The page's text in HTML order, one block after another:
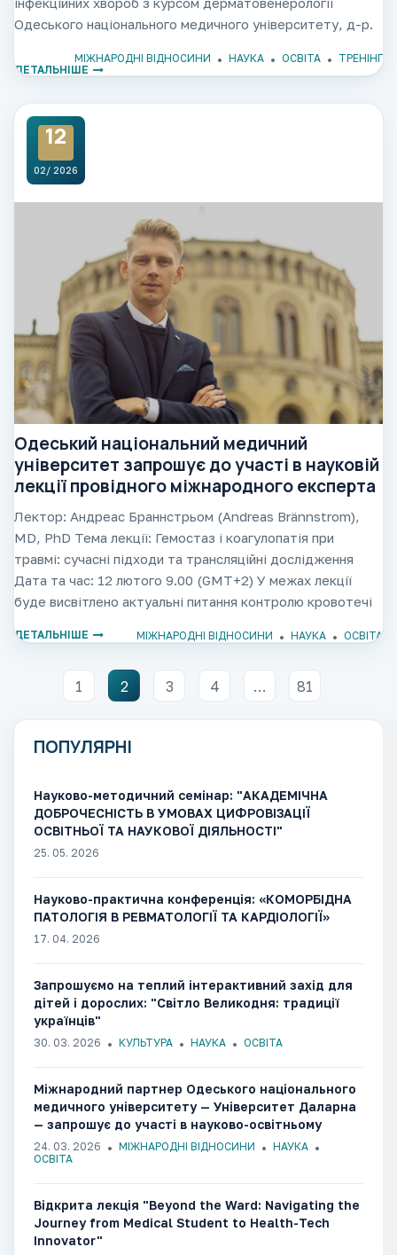
Одеського національного медичного університету, д-р.
кафедри інфекційних хвороб з курсом
університету
МІЖНАРОДНІ ВІДНОСИНИ НАУКА ОСВІТА
ТРЕНІНГ
ДЕТАЛЬНІШЕ
12
02/ 2026
Одеський національний медичний
університет запрошує до участі в науковій
лекції провідного міжнародного експерта
Лектор: Андреас Браннстрьом (Andreas Brännstrom),
MD, PhD Тема лекції: Гемостаз і коагулопатія при
травмі: сучасні підходи та трансляційні дослідження
Дата та час: 12 лютого 9.00 (GMT+2) У межах лекції
буде висвітлено актуальні питання контролю кровотечі
МІЖНАРОДНІ ВІДНОСИНИ НАУКА ОСВІТА
ДЕТАЛЬНІШЕ
1 2 3 4 … 81
ПОПУЛЯРНІ
Науково-методичний семінар: "АКАДЕМІЧНА
ДОБРОЧЕСНІСТЬ В УМОВАХ ЦИФРОВІЗАЦІЇ
ОСВІТНЬОЇ ТА НАУКОВОЇ ДІЯЛЬНОСТІ"
25. 05. 2026
Науково-практична конференція: «КОМОРБІДНА
ПАТОЛОГІЯ В РЕВМАТОЛОГІЇ ТА КАРДІОЛОГІЇ»
17. 04. 2026
Запрошуємо на теплий інтерактивний захід для
дітей і дорослих: "Світло Великодня: традиції
українців"
30. 03. 2026 КУЛЬТУРА НАУКА ОСВІТА
Міжнародний партнер Одеського національного
медичного університету — Університет Даларна
— запрошує до участі в науково-освітньому
семінарі
24. 03. 2026 МІЖНАРОДНІ ВІДНОСИНИ
НАУКА
ОСВІТА
Відкрита лекція "Beyond the Ward: Navigating the
Journey from Medical Student to Health-Tech
Innovator"